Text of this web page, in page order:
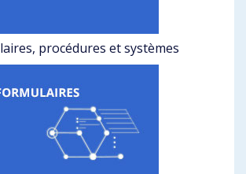
procédures et systèmes